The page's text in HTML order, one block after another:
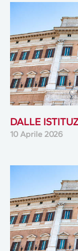
DALLE
10 Aprile 2026